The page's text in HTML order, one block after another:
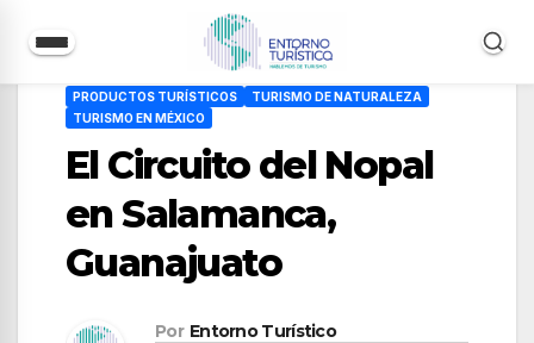
PRODUCTOS TURÍSTICOS
TURISMO DE NATURALEZA
TURISMO EN MÉXICO
El Circuito del Nopal
en Salamanca,
Guanajuato
Por Entorno Turístico